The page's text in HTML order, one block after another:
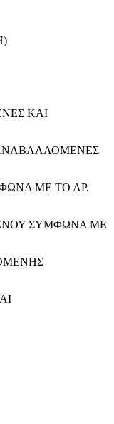
ΚΑΙ
ΜΕ ΤΟ ΑΡ.
ΣΥΜΦΩΝΑ ΜΕ